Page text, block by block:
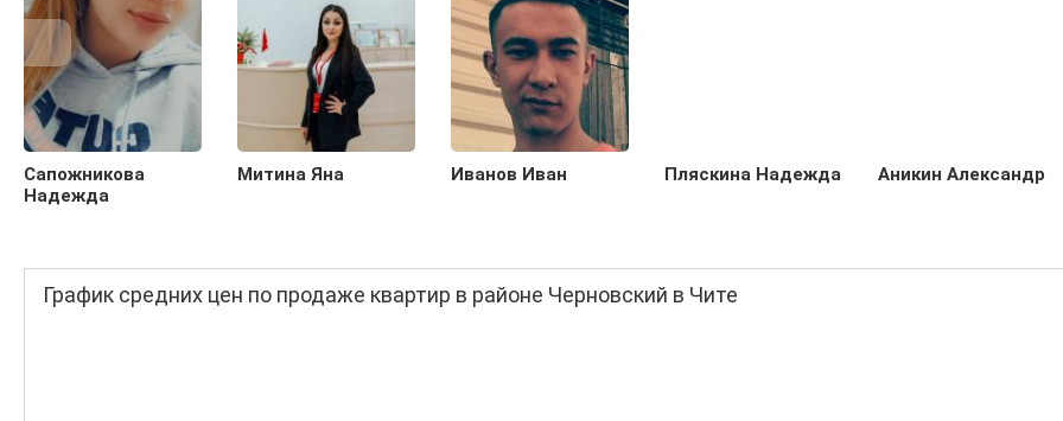
Сапожникова
Надежда
Митина Яна Иванов Иван Пляскина Надежда Аникин Александр
График средних цен по продаже квартир в районе Черновский в Чите